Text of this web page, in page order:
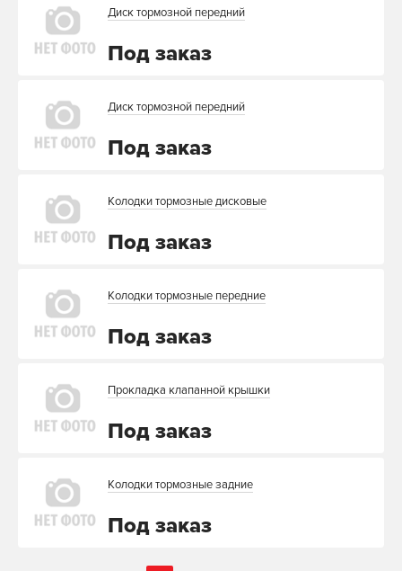
Диск тормозной передний
Под заказ
Диск тормозной передний
Под заказ
Колодки тормозные дисковые
Под заказ
Колодки тормозные передние
Под заказ
Прокладка клапанной крышки
Под заказ
Колодки тормозные задние
Под заказ